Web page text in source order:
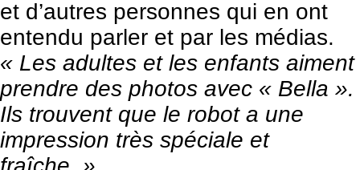
et d’autres personnes qui en ont
entendu parler et par les médias.
« Les adultes et les enfants aiment
prendre des photos avec « Bella ».
Ils trouvent que le robot a une
impression très spéciale et